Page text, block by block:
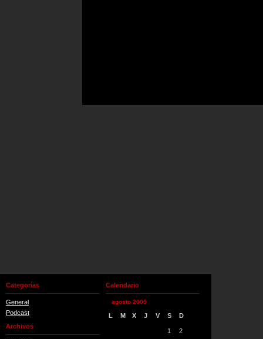
Categorías
General
Podcast
Archivos
Calendario
agosto 2009
L M X J V S D
1 2